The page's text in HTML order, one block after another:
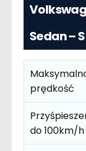
Sedan –
prędkość
do 100km/h